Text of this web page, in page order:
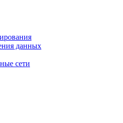
данных
сети